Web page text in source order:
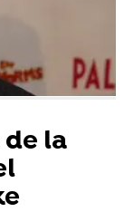
de la